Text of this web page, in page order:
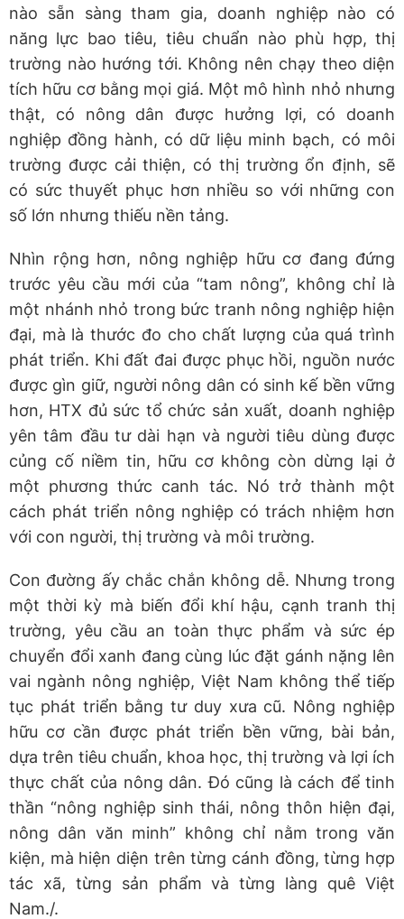
nào sẵn sàng tham gia, doanh nghiệp nào có
năng lực bao tiêu, tiêu chuẩn nào phù hợp, thị
trường nào hướng tới. Không nên chạy theo diện
tích hữu cơ bằng mọi giá. Một mô hình nhỏ nhưng
thật, có nông dân được hưởng lợi, có doanh
nghiệp đồng hành, có dữ liệu minh bạch, có môi
trường được cải thiện, có thị trường ổn định, sẽ
có sức thuyết phục hơn nhiều so với những con
số lớn nhưng thiếu nền tảng.
Nhìn rộng hơn, nông nghiệp hữu cơ đang đứng
trước yêu cầu mới của “tam nông”, không chỉ là
một nhánh nhỏ trong bức tranh nông nghiệp hiện
đại, mà là thước đo cho chất lượng của quá trình
phát triển. Khi đất đai được phục hồi, nguồn nước
được gìn giữ, người nông dân có sinh kế bền vững
hơn, HTX đủ sức tổ chức sản xuất, doanh nghiệp
yên tâm đầu tư dài hạn và người tiêu dùng được
củng cố niềm tin, hữu cơ không còn dừng lại ở
một phương thức canh tác. Nó trở thành một
cách phát triển nông nghiệp có trách nhiệm hơn
với con người, thị trường và môi trường.
Con đường ấy chắc chắn không dễ. Nhưng trong
một thời kỳ mà biến đổi khí hậu, cạnh tranh thị
trường, yêu cầu an toàn thực phẩm và sức ép
chuyển đổi xanh đang cùng lúc đặt gánh nặng lên
vai ngành nông nghiệp, Việt Nam không thể tiếp
tục phát triển bằng tư duy xưa cũ. Nông nghiệp
hữu cơ cần được phát triển bền vững, bài bản,
dựa trên tiêu chuẩn, khoa học, thị trường và lợi ích
thực chất của nông dân. Đó cũng là cách để tinh
thần “nông nghiệp sinh thái, nông thôn hiện đại,
nông dân văn minh” không chỉ nằm trong văn
kiện, mà hiện diện trên từng cánh đồng, từng hợp
tác xã, từng sản phẩm và từng làng quê Việt
Nam./.